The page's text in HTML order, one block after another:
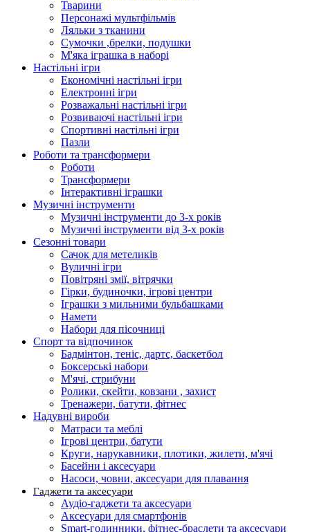
Тварини
Персонажі мультфільмів
Ляльки з тканини
Сумочки ,брелки, подушки
М'яка іграшка в наборі
Настільні ігри
Економічні настільні ігри
Електронні ігри
Розважальні настільні ігри
Розвиваючі настільні ігри
Спортивні настільні ігри
Пазли
Роботи та трансформери
Роботи
Трансформери
Інтерактивні іграшки
Музичні інструменти
Музичні інструменти до 3-х років
Музичні інструменти від 3-х років
Сезонні товари
Сачок для метеликів
Вуличні ігри
Повітряні змії, вітрячки
Гірки, будиночки, ігрові центри
Іграшки з мильними бульбашками
Намети
Набори для пісочниці
Спорт та відпочинок
Бадмінтон, теніс, дартс, баскетбол
Боксерські набори
М'ячі, стрибуни
Ролики, скейти, ковзани , захист
Тренажери, батути, фітнес
Надувні вироби
Матраси та меблі
Ігрові центри, батути
Круги, нарукавники, плотики, жилети, м'ячі
Басейни і аксесуари
Насоси, човни, аксесуари для плавання
Гаджети та аксесуари
Аудіо-гаджети та аксесуари
Аксесуари для смартфонів
Smart-годинники, фітнес-браслети та аксесуари